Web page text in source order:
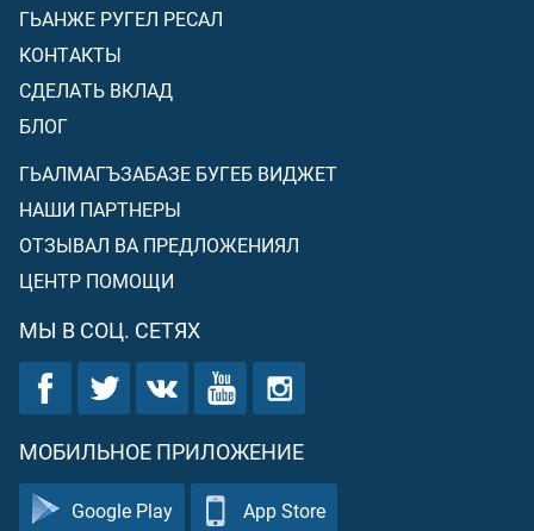
ГЬАНЖЕ РУГЕЛ РЕСАЛ
КОНТАКТЫ
СДЕЛАТЬ ВКЛАД
БЛОГ
ГЬАЛМАГЪЗАБАЗЕ БУГЕБ ВИДЖЕТ
НАШИ ПАРТНЕРЫ
ОТЗЫВАЛ ВА ПРЕДЛОЖЕНИЯЛ
ЦЕНТР ПОМОЩИ
МЫ В СОЦ. СЕТЯХ
МОБИЛЬНОЕ ПРИЛОЖЕНИЕ
Google Play App Store